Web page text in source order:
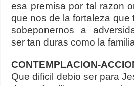
esa premisa por tal razon
que nos de la fortaleza que
sobeponernos a
ser tan duras como la
CONTEMPLACION-
Que dificil debio ser para